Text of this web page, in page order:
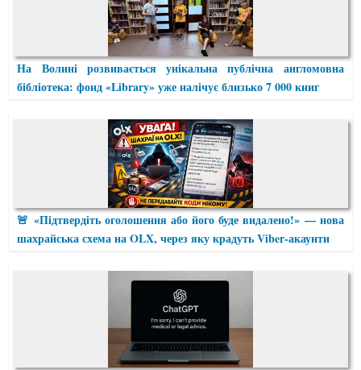
На Волині розвивається унікальна публічна англомовна
бібліотека: фонд «Library» уже налічує близько 7 000 книг
🚨 «Підтвердіть оголошення або його буде видалено!» — нова
шахрайська схема на OLX, через яку крадуть Viber-акаунти